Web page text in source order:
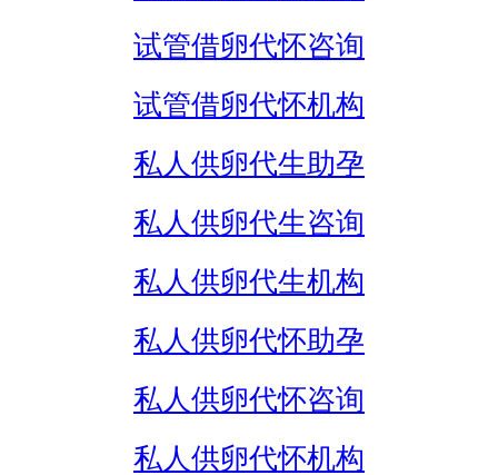
试管借卵代怀咨询
试管借卵代怀机构
私人供卵代生助孕
私人供卵代生咨询
私人供卵代生机构
私人供卵代怀助孕
私人供卵代怀咨询
私人供卵代怀机构